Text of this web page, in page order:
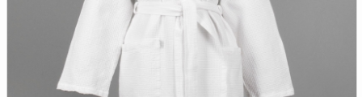
Как оформить заказ
Вакансии
Как нас найти
Написать нам
Доверенность на